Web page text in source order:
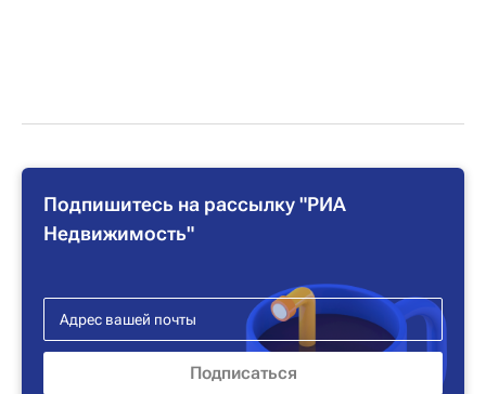
Подпишитесь на рассылку "РИА
Недвижимость"